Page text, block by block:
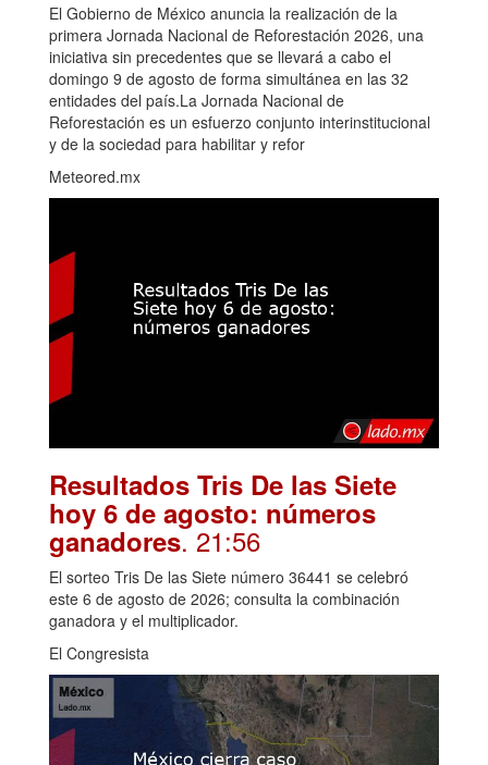
El Gobierno de México anuncia la realización de la
primera Jornada Nacional de Reforestación 2026, una
iniciativa sin precedentes que se llevará a cabo el
domingo 9 de agosto de forma simultánea en las 32
entidades del país.La Jornada Nacional de
Reforestación es un esfuerzo conjunto interinstitucional
y de la sociedad para habilitar y refor
Meteored.mx
Resultados Tris De las Siete
hoy 6 de agosto: números
ganadores. 21:56
El sorteo Tris De las Siete número 36441 se celebró
este 6 de agosto de 2026; consulta la combinación
ganadora y el multiplicador.
El Congresista